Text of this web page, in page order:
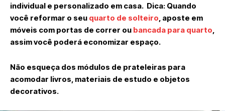
individual e personalizado em casa. Dica: Quando
você reformar o seu quarto de solteiro, aposte em
móveis com portas de correr ou bancada para quarto,
assim você poderá economizar espaço.
Não esqueça dos módulos de prateleiras para
acomodar livros, materiais de estudo e objetos
decorativos.